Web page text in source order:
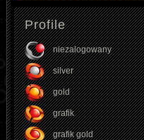
Profile
niezalogowany
silver
gold
grafik
grafik gold